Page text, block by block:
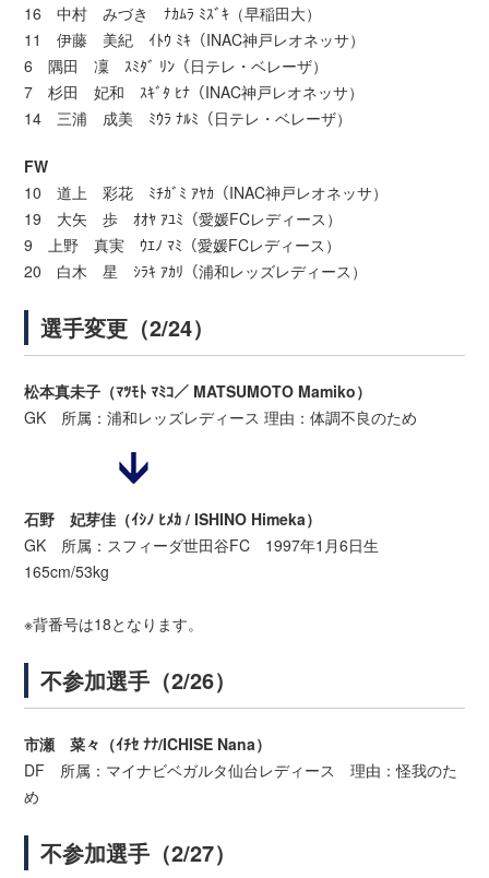
16 中村 みづき ﾅｶﾑﾗ ﾐｽﾞｷ（早稲田大）
11 伊藤 美紀 ｲﾄｳ ﾐｷ（INAC神戸レオネッサ）
6 隅田 凜 ｽﾐﾀﾞ ﾘﾝ（日テレ・ベレーザ）
7 杉田 妃和 ｽｷﾞﾀ ﾋﾅ（INAC神戸レオネッサ）
14 三浦 成美 ﾐｳﾗ ﾅﾙﾐ（日テレ・ベレーザ）
FW
10 道上 彩花 ﾐﾁｶﾞﾐ ｱﾔｶ（INAC神戸レオネッサ）
19 大矢 歩 ｵｵﾔ ｱﾕﾐ（愛媛FCレディース）
9 上野 真実 ｳｴﾉ ﾏﾐ（愛媛FCレディース）
20 白木 星 ｼﾗｷ ｱｶﾘ（浦和レッズレディース）
選手変更（2/24）
松本真未子（ﾏﾂﾓﾄ ﾏﾐｺ／ MATSUMOTO Mamiko）
GK 所属：浦和レッズレディース 理由：体調不良のため
石野 妃芽佳（ｲｼﾉ ﾋﾒｶ / ISHINO Himeka）
GK 所属：スフィーダ世田谷FC 1997年1月6日生
165cm/53kg
※背番号は18となります。
不参加選手（2/26）
市瀬 菜々（ｲﾁｾ ﾅﾅ/ICHISE Nana）
DF 所属：マイナビベガルタ仙台レディース 理由：怪我のた
め
不参加選手（2/27）